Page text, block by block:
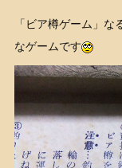
「ビア樽ゲーム」
なゲームです